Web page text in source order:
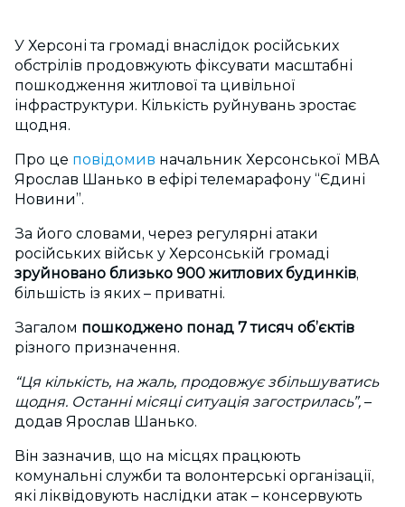
У Херсоні та громаді внаслідок російських
обстрілів продовжують фіксувати масштабні
пошкодження житлової та цивільної
інфраструктури. Кількість руйнувань зростає
щодня.
Про це повідомив начальник Херсонської МВА
Ярослав Шанько в ефірі телемарафону “Єдині
Новини”.
За його словами, через регулярні атаки
російських військ у Херсонській громаді
зруйновано близько 900 житлових будинків,
більшість із яких – приватні.
Загалом пошкоджено понад 7 тисяч об’єктів
різного призначення.
“Ця кількість, на жаль, продовжує збільшуватись
щодня. Останні місяці ситуація загострилась”, –
додав Ярослав Шанько.
Він зазначив, що на місцях працюють
комунальні служби та волонтерські організації,
які ліквідовують наслідки атак – консервують